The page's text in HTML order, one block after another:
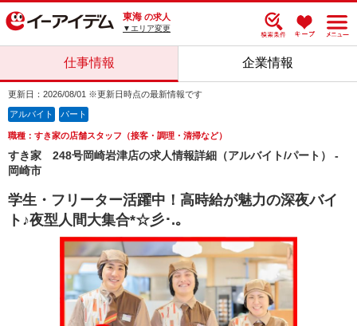
東海 の求人
▼エリア変更
仕事情報 企業情報
更新日：2026/08/01 ※更新日時点の最新情報です
アルバイト パート
職種：すき家の店舗スタッフ（接客・調理・清掃など）
すき家 248号岡崎岩津店の求人情報詳細（アルバイト/パート） -
岡崎市
学生・フリーター活躍中！高時給が魅力の深夜バイ
ト♪夜型人間大集合*☆彡･.｡